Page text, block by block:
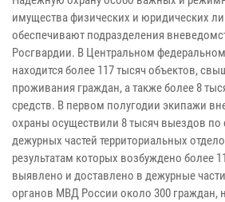
имущества физических и юридических
обеспечивают подразделения
Росгвардии. В Центральном
находится более 117 тысяч объектов,
проживания граждан, а также более 8
средств. В первом полугодии экипажи
охраны осуществили 8 тысяч выездов
дежурных частей территориальных
результатам которых возбуждено более
выявлено и доставлено в дежурные
органов МВД России около 300 граждан,